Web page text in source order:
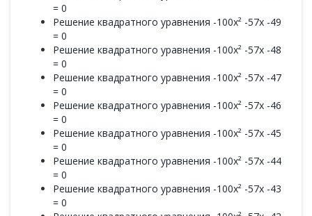
= 0
Решение квадратного уравнения -100x² -57x -49
= 0
Решение квадратного уравнения -100x² -57x -48
= 0
Решение квадратного уравнения -100x² -57x -47
= 0
Решение квадратного уравнения -100x² -57x -46
= 0
Решение квадратного уравнения -100x² -57x -45
= 0
Решение квадратного уравнения -100x² -57x -44
= 0
Решение квадратного уравнения -100x² -57x -43
= 0